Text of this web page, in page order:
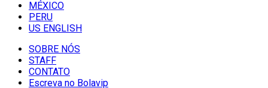
MÉXICO
PERU
US ENGLISH
SOBRE NÓS
STAFF
CONTATO
Escreva no Bolavip